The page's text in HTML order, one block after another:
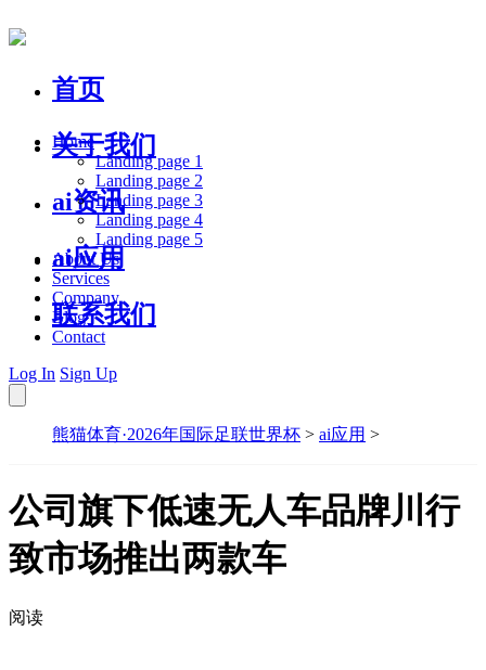
首页
关于我们
ai资讯
ai应用
联系我们
Home
Landing page 1
Landing page 2
Landing page 3
Landing page 4
Landing page 5
About Us
Services
Company
Blog
Contact
Log In Sign Up
熊猫体育·2026年国际足联世界杯 > ai应用 >
公司旗下低速无人车品牌川行
致市场推出两款车
阅读